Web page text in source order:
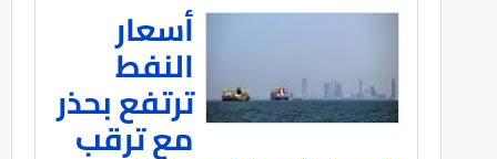
أسعار
النفط
ترتفع بحذر
مع ترقب